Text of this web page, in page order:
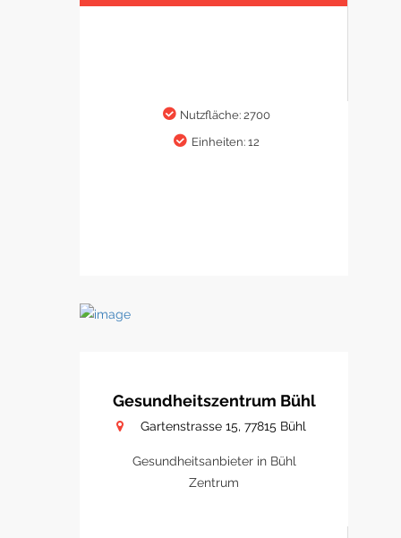
Nutzfläche: 2700
Einheiten: 12
Gesundheitszentrum Bühl
Gartenstrasse 15, 77815 Bühl
Gesundheitsanbieter in Bühl
Zentrum